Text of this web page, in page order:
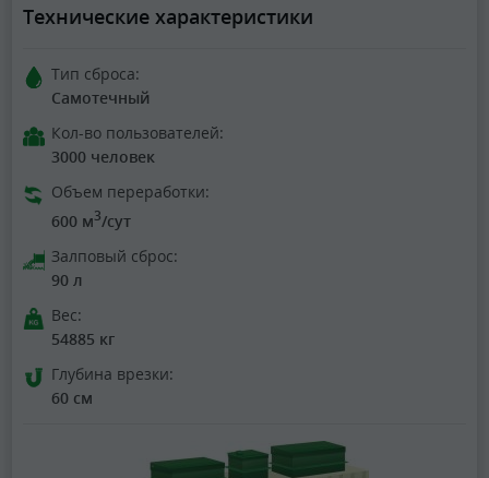
Технические характеристики
Тип сброса:
Самотечный
Кол-во пользователей:
3000 человек
Объем переработки:
600 м3/сут
Залповый сброс:
90 л
Вес:
54885 кг
Глубина врезки:
60 см